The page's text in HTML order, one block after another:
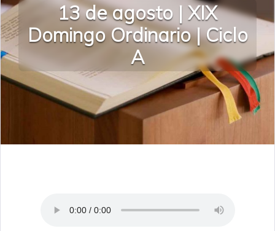
13 de agosto | XIX
Domingo Ordinario | Ciclo
A